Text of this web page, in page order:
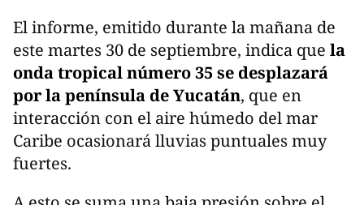
El informe, emitido durante la mañana de
este martes 30 de septiembre, indica que la
onda tropical número 35 se desplazará
por la península de Yucatán, que en
interacción con el aire húmedo del mar
Caribe ocasionará lluvias puntuales muy
fuertes.